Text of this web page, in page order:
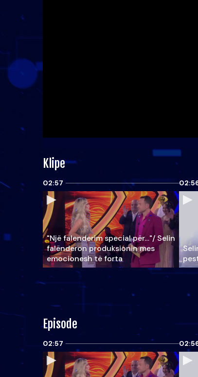
Klipe
02:57
"Një falenderim special për…"/ Selin
falënderon produksionin mes
emocionesh të forta
Episode
02:57